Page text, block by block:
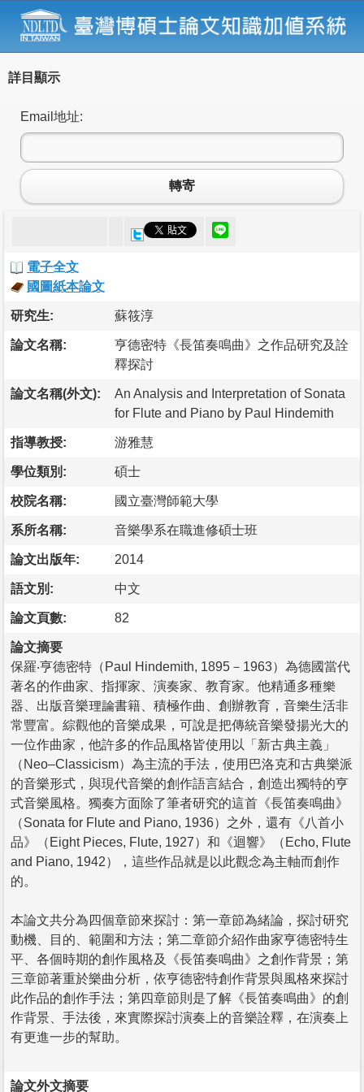
詳目顯示
Email地址:
轉寄
電子全文
國圖紙本論文
研究生: 蘇筱淳
論文名稱:
亨德密特《長笛奏鳴曲》之作品研究及詮
釋探討
論文名稱(外文):
An Analysis and Interpretation of Sonata
for Flute and Piano by Paul Hindemith
指導教授: 游雅慧
學位類別: 碩士
校院名稱: 國立臺灣師範大學
系所名稱: 音樂學系在職進修碩士班
論文出版年: 2014
語文別: 中文
論文頁數: 82
論文摘要
保羅‧亨德密特（Paul Hindemith, 1895－1963）為德國當代
著名的作曲家、指揮家、演奏家、教育家。他精通多種樂
器、出版音樂理論書籍、積極作曲、創辦教育，音樂生活非
常豐富。綜觀他的音樂成果，可說是把傳統音樂發揚光大的
一位作曲家，他許多的作品風格皆使用以「新古典主義」
（Neo–Classicism）為主流的手法，使用巴洛克和古典樂派
的音樂形式，與現代音樂的創作語言結合，創造出獨特的亨
式音樂風格。獨奏方面除了筆者研究的這首《長笛奏鳴曲》
（Sonata for Flute and Piano, 1936）之外，還有《八首小
品》（Eight Pieces, Flute, 1927）和《迴響》（Echo, Flute
and Piano, 1942），這些作品就是以此觀念為主軸而創作
的。
本論文共分為四個章節來探討：第一章節為緒論，探討研究
動機、目的、範圍和方法；第二章節介紹作曲家亨德密特生
平、各個時期的創作風格及《長笛奏鳴曲》之創作背景；第
三章節著重於樂曲分析，依亨德密特創作背景與風格來探討
此作品的創作手法；第四章節則是了解《長笛奏鳴曲》的創
作背景、手法後，來實際探討演奏上的音樂詮釋，在演奏上
有更進一步的幫助。
論文外文摘要